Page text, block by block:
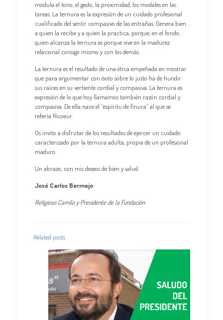
modula el tono, el gesto, la proximidad, los modales en las
tareas. La ternura es la expresión de un cuidado profesional
cualificado del sentir compasivo de las entrañas. Genera bien
a quien la recibe y a quien la practica, porque, en el fondo,
quien alcanza la ternura es porque vive en la madurez
relacional consigo mismo y con los demás.
La ternura es el resultado de una ética empeñada en mostrar
que para argumentar con éxito sobre lo justo ha de hundir
sus raíces en su vertiente cordial y compasiva. La ternura es
expresión de lo que hoy llamamos también razón cordial y
compasiva. De ella nace el “espíritu de finura” al que se
refería Ricoeur.
Os invito a disfrutar de los resultados de ejercer un cuidado
caracterizado por la ternura adulta, propia de un profesional
maduro.
Un abrazo, con mis deseos de bien y salud.
José Carlos Bermejo
Religioso Camilo y Presidente de la Fundación
Related posts